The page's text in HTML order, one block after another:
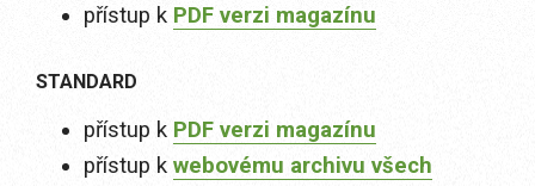
přístup k PDF verzi magazínu
STANDARD
přístup k PDF verzi magazínu
přístup k webovému archivu všech